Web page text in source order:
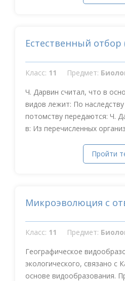
Естественный
Класс: 11 Предмет:
Ч. Дарвин считал, что в
видов лежит: По
потомству передаются: Ч.
в: Из перечисленных
Пройти
Микроэволюция с
Класс: 11 Предмет:
Географическое
экологического, связано с
основе видообразования.